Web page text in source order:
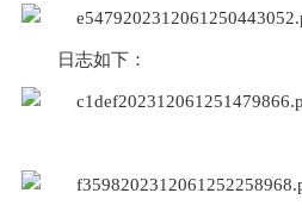
日志如下：